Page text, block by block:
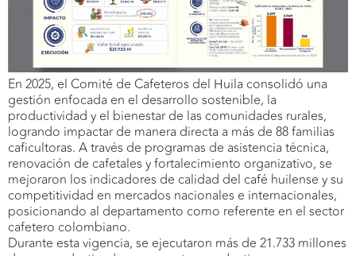
En 2025, el Comité de Cafeteros del Huila consolidó una
gestión enfocada en el desarrollo sostenible, la
productividad y el bienestar de las comunidades rurales,
logrando impactar de manera directa a más de 88 familias
caficultoras. A través de programas de asistencia técnica,
renovación de cafetales y fortalecimiento organizativo, se
mejoraron los indicadores de calidad del café huilense y su
competitividad en mercados nacionales e internacionales,
posicionando al departamento como referente en el sector
cafetero colombiano.
Durante esta vigencia, se ejecutaron más de 21.733 millones